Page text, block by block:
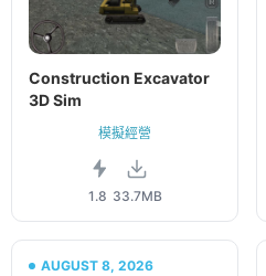
Construction Excavator
3D Sim
模擬經營
1.8 33.7MB
AUGUST 8, 2026